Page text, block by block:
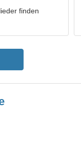
finden